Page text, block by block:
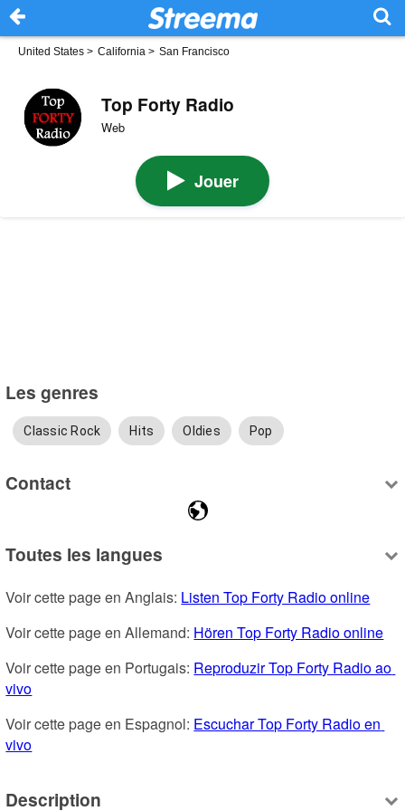
United States > California > San Francisco
Top Forty Radio
Web
Jouer
Les genres
Classic Rock Hits Oldies Pop
Contact
Toutes les langues
Voir cette page en Anglais: Listen Top Forty Radio online
Voir cette page en Allemand: Hören Top Forty Radio online
Voir cette page en Portugais: Reproduzir Top Forty Radio ao
vivo
Voir cette page en Espagnol: Escuchar Top Forty Radio en
vivo
Description